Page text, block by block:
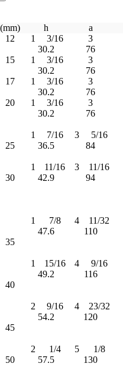
(mm) h
a
12 1 3/16
3
30.2
76
15 1 3/16
3
30.2
76
17 1 3/16
3
30.2
76
20 1 3/16
3
30.2 76
1 7/16 3
5/16
25 36.5
84
1 11/16 3
11/16
30 42.9
94
1 7/8 4
11/32
47.6
110
35
1 15/16 4
9/16
49.2
116
40
2 9/16 4
23/32
54.2
120
45
2 1/4 5
1/8
50 57.5
130